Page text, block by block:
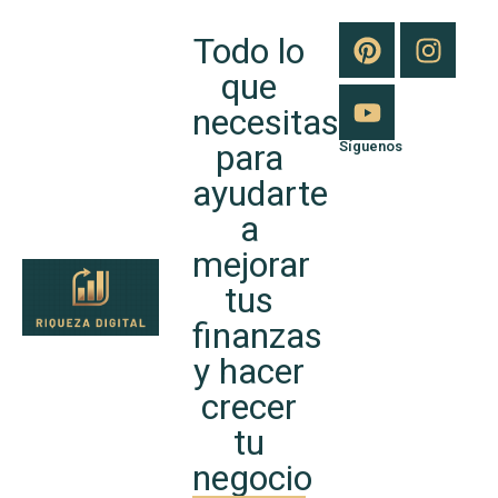
Todo lo
que
necesitas
para
ayudarte
a
mejorar
tus
finanzas
y hacer
crecer
tu
negocio
Síguenos